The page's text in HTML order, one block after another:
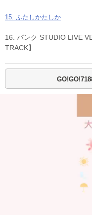
15. ふたしかたしか
16. パンク STUDIO LIVE
TRACK】